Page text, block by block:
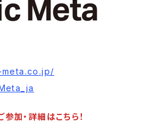
加・詳細はこちら！